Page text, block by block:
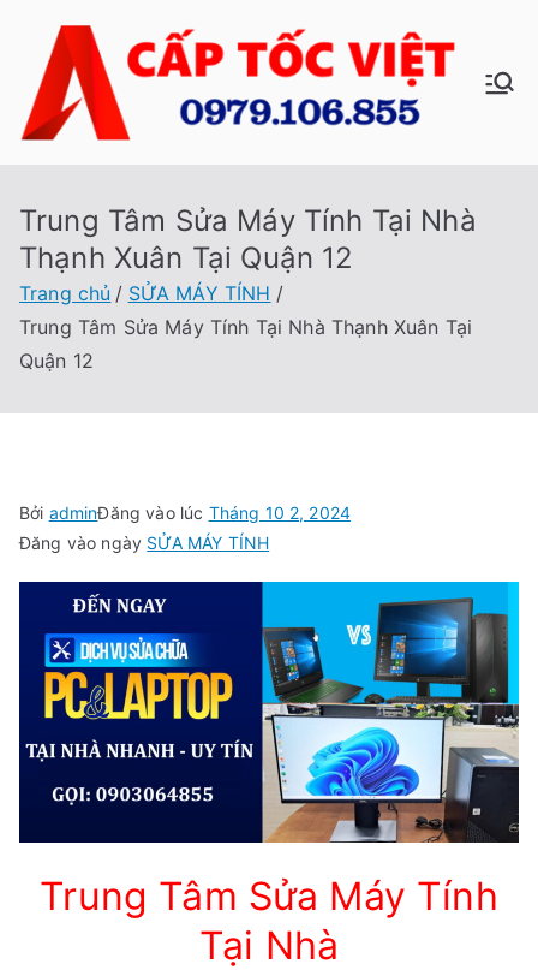
dung
C
Tố
ệt
Sửa
Nhà
Việt
Trung Tâm Sửa Máy Tính Tại Nhà
Thạnh Xuân Tại Quận 12
Trang chủ
SỬA MÁY TÍNH
Trung Tâm Sửa Máy Tính Tại Nhà Thạnh Xuân Tại
Quận 12
Bởi adminĐăng vào lúc Tháng 10 2, 2024
Đăng vào ngày SỬA MÁY TÍNH
Trung Tâm Sửa Máy Tính
Tại Nhà